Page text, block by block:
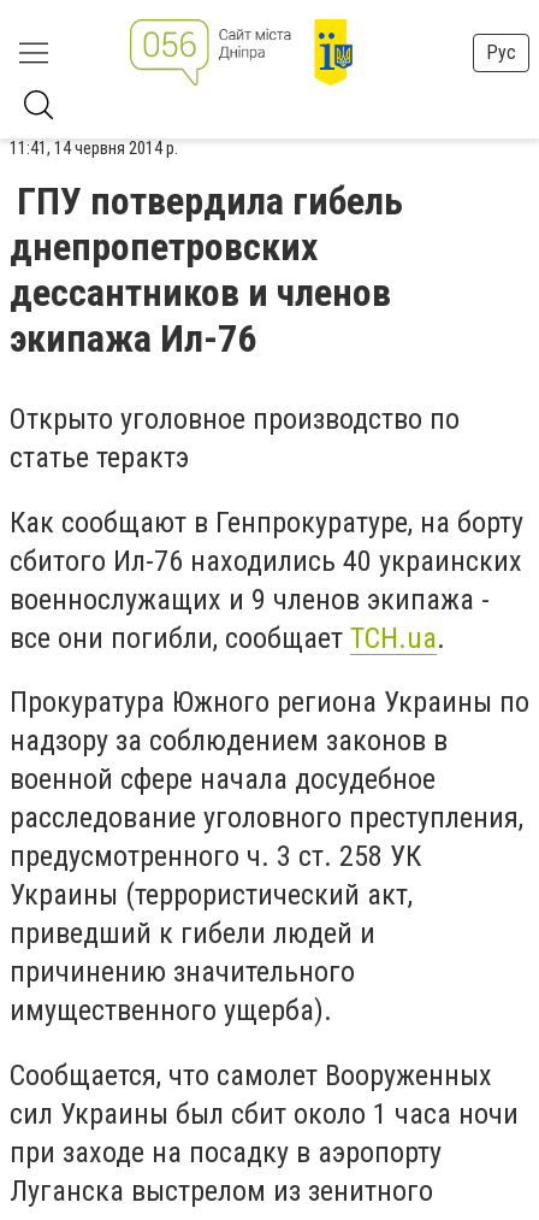
Рус
11:41, 14 червня 2014 р.
ГПУ потвердила гибель
днепропетровских
дессантников и членов
экипажа Ил-76
Открыто уголовное производство по
статье терактэ
Как сообщают в Генпрокуратуре, на борту
сбитого Ил-76 находились 40 украинских
военнослужащих и 9 членов экипажа -
все они погибли, сообщает ТСН.ua.
Прокуратура Южного региона Украины по
надзору за соблюдением законов в
военной сфере начала досудебное
расследование уголовного преступления,
предусмотренного ч. 3 ст. 258 УК
Украины (террористический акт,
приведший к гибели людей и
причинению значительного
имущественного ущерба).
Сообщается, что самолет Вооруженных
сил Украины был сбит около 1 часа ночи
при заходе на посадку в аэропорту
Луганска выстрелом из зенитного